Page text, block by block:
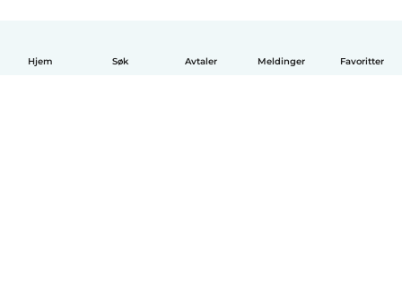
Hjem Søk Avtaler Meldinger Favoritter